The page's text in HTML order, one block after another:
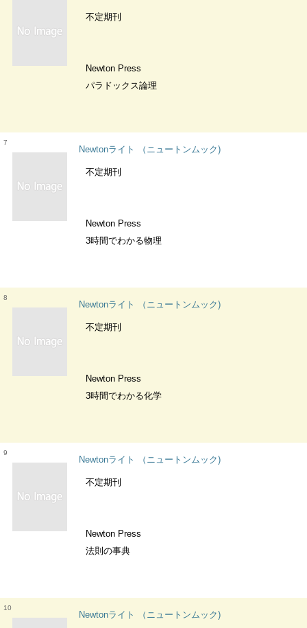
不定期刊
Newton Press
パラドックス論理
7
Newtonライト （ニュートンムック)
不定期刊
Newton Press
3時間でわかる物理
8
Newtonライト （ニュートンムック)
不定期刊
Newton Press
3時間でわかる化学
9
Newtonライト （ニュートンムック)
不定期刊
Newton Press
法則の事典
10
Newtonライト （ニュートンムック)